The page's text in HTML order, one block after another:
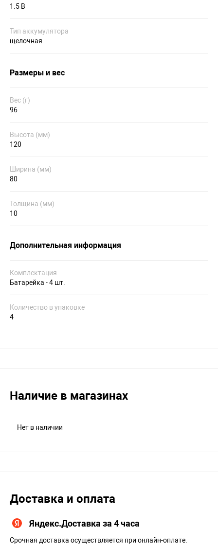
1.5 В
Тип аккумулятора
щелочная
Размеры и вес
Вес (г)
96
Высота (мм)
120
Ширина (мм)
80
Толщина (мм)
10
Дополнительная информация
Комплектация
Батарейка - 4 шт.
Количество в упаковке
4
Наличие в магазинах
Нет в наличии
Доставка и оплата
Яндекс.Доставка за 4 часа
Срочная доставка осуществляется при онлайн-оплате.